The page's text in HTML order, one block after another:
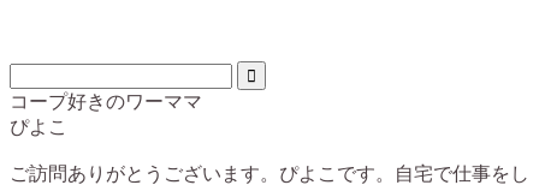
コープ好きのワーママ
ぴよこ
ご訪問ありがとうございます。ぴよこです。自宅で仕事をし